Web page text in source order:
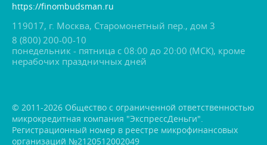
https://finombudsman.ru
119017, г. Москва, Старомонетный пер., дом 3
8 (800) 200-00-10
понедельник - пятница с 08:00 до 20:00 (МСК), кроме
нерабочих праздничных дней
© 2011-2026 Общество с ограниченной ответственностью
микрокредитная компания "ЭкспрессДеньги".
Регистрационный номер в реестре микрофинансовых
организаций №2120512002049